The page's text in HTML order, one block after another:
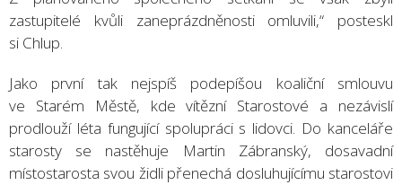
zastupitelé kvůli zaneprázdněnosti omluvili,“ posteskl
si Chlup.
Jako první tak nejspíš podepíšou koaliční smlouvu
ve Starém Městě, kde vítězní Starostové a nezávislí
prodlouží léta fungující spolupráci s lidovci. Do kanceláře
starosty se nastěhuje Martin Zábranský, dosavadní
místostarosta svou židli přenechá dosluhujícímu starostovi